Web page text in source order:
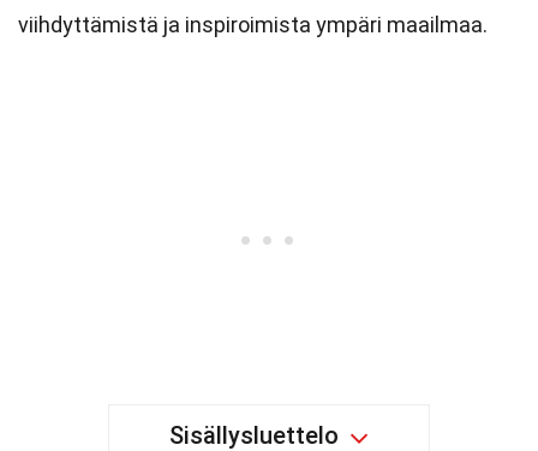
viihdyttämistä ja inspiroimista ympäri maailmaa.
Sisällysluettelo